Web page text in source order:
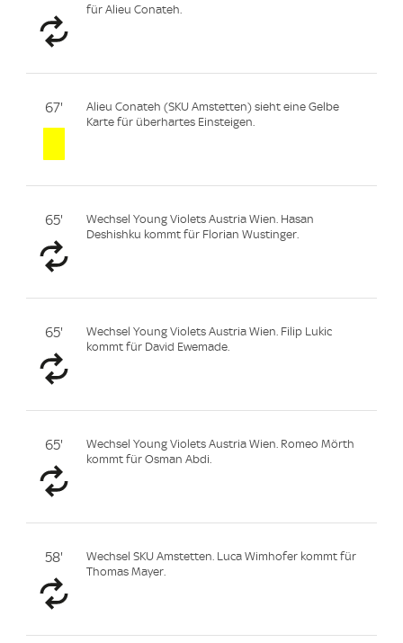
für Alieu Conateh.
67'
Alieu Conateh (SKU Amstetten) sieht eine Gelbe
Karte für überhartes Einsteigen.
65'
Wechsel Young Violets Austria Wien. Hasan
Deshishku kommt für Florian Wustinger.
65'
Wechsel Young Violets Austria Wien. Filip Lukic
kommt für David Ewemade.
65'
Wechsel Young Violets Austria Wien. Romeo Mörth
kommt für Osman Abdi.
58'
Wechsel SKU Amstetten. Luca Wimhofer kommt für
Thomas Mayer.